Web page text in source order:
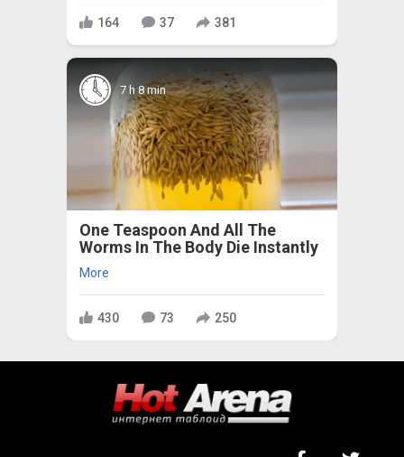
164 37 381
7 h 8 min
One Teaspoon And All The
Worms In The Body Die Instantly
More
430 73 250